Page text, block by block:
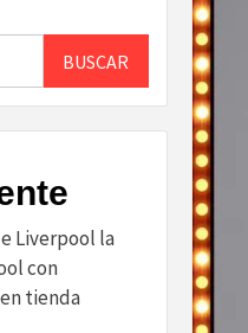
BUSCAR
Liverpool la
con
tienda